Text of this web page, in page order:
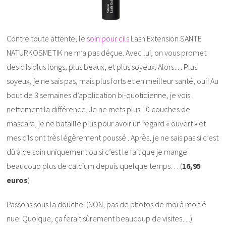
Contre toute attente, le soin pour cils Lash Extension SANTE
NATURKOSMETIK ne m’a pas déçue. Avec lui, on vous promet
des cils plus longs, plus beaux, et plus soyeux. Alors… Plus
soyeux, je ne sais pas, mais plus forts et en meilleur santé, oui! Au
bout de 3 semaines d’application bi-quotidienne, je vois
nettement la différence. Je ne mets plus 10 couches de
mascara, je ne bataille plus pour avoir un regard « ouvert » et
mes cils ont très légèrement poussé . Après, je ne sais pas si c’est
dû à ce soin uniquement ou si c’est le fait que je mange
beaucoup plus de calcium depuis quelque temps… (16,95
euros)
Passons sous la douche. (NON, pas de photos de moi à moitié
nue. Quoique, ça ferait sûrement beaucoup de visites…)